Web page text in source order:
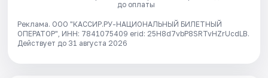
до оплаты
Реклама. ООО "КАССИР.РУ-НАЦИОНАЛЬНЫЙ БИЛЕТНЫЙ
ОПЕРАТОР", ИНН: 7841075409 erid: 25H8d7vbP8SRTvHZrUcdLB.
Действует до 31 августа 2026